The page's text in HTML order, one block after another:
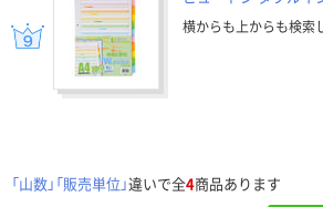
横からも上からも検索
「山数」「販売単位」違いで全4商品あります